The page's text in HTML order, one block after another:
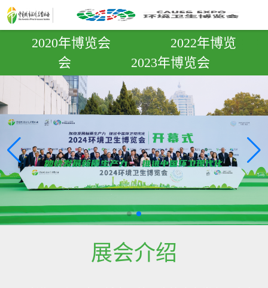
2020年博览会
2022年博览
会
2023年博览会
展会介绍